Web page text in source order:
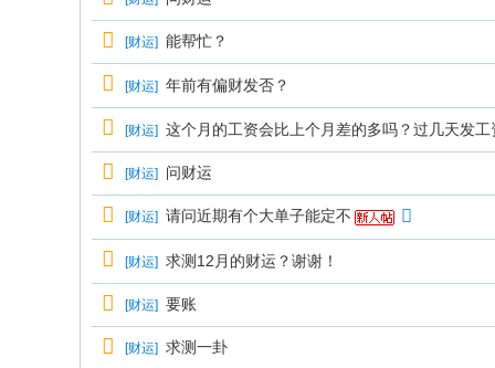
[财运] 能帮忙？
[财运] 年前有偏财发否？
[财运] 这个月的工资会比上个月差的多吗？过几天发工
[财运] 问财运
[财运] 请问近期有个大单子能定不
[财运] 求测12月的财运？谢谢！
[财运] 要账
[财运] 求测一卦